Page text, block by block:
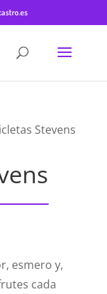
Stevens
esmero y,
cada